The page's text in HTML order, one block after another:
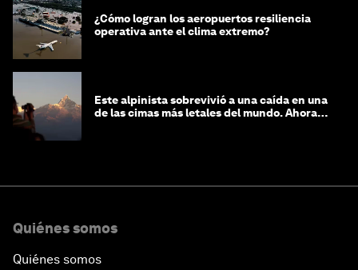
¿Cómo logran los aeropuertos resiliencia
operativa ante el clima extremo?
Este alpinista sobrevivió a una caída en una
de las cimas más letales del mundo. Ahora
Quiénes somos
Quiénes somos